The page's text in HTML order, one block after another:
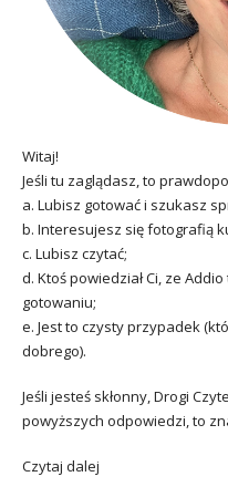
Witaj!
Jeśli tu zaglądasz, to
a. Lubisz gotować i szukasz
b. Interesujesz się fotografią
c. Lubisz czytać;
d. Ktoś powiedział Ci, ze
gotowaniu;
e. Jest to czysty przypadek
dobrego).
Jeśli jesteś skłonny, Drogi
powyższych odpowiedzi, to
Czytaj dalej